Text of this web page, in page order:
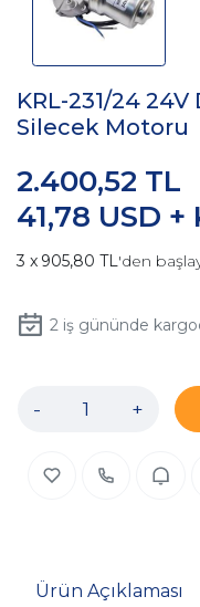
KRL-231/24
Silecek Motoru
41,78 USD +
2.400,52 TL
905,80 TL'den
2iş gününde
- +
Ürün Açıklaması